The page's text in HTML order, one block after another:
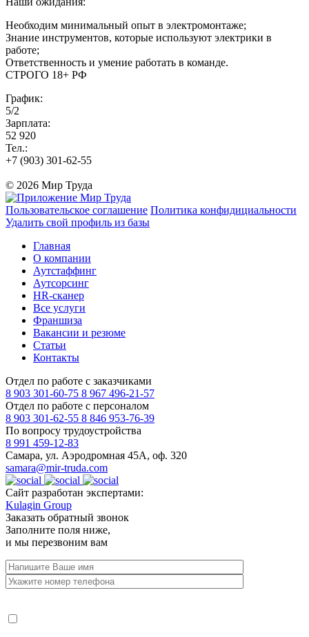
Необходим минимальный опыт в электромонтаже;
Знание инструментов, которые используют электрики в
работе;
Ответственность и умение работать в команде.
СТРОГО 18+ РФ
График:
5/2
Зарплата:
52 920
Тел.:
+7 (903) 301-62-55
© 2026 Мир Труда
Пользовательское соглашение Политика конфидициальности
Удалить свой профиль из базы
Главная
О компании
Аутстаффинг
Аутсорсинг
HR-сканер
Все услуги
Франшиза
Вакансии и резюме
Статьи
Контакты
Отдел по работе с заказчиками
8 903 301-60-75 8 967 496-21-57
Отдел по работе с персоналом
8 903 301-62-55 8 846 953-76-39
По вопросу трудоустройства
8 991 459-12-83
Самара, ул. Аэродромная 45А, оф. 320
samara@mir-truda.com
Сайт разработан экспертами:
Kulagin Group
Заказать обратный звонок
Заполните поля ниже,
и мы перезвоним вам